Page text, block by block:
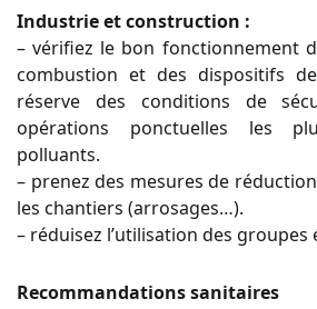
Industrie et construction :
– vérifiez le bon fonctionnement
combustion et des dispositifs
réserve des conditions de
opérations ponctuelles les
polluants.
– prenez des mesures de
les chantiers (arrosages…).
– réduisez l’utilisation des groupes
Recommandations sanitaires